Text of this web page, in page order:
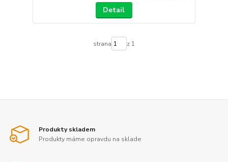
Detail
strana z 1
Produkty skladem
Produkty máme opravdu na sklade